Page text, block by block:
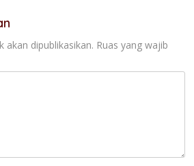
akan dipublikasikan. Ruas yang wajib